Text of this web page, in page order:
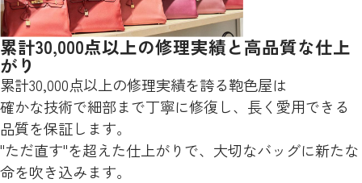
累計30,000点以上の修理実績と高品質な仕上
がり
累計30,000点以上の修理実績を誇る鞄色屋は
確かな技術で細部まで丁寧に修復し、長く愛用できる
品質を保証します。
"ただ直す"を超えた仕上がりで、大切なバッグに新たな
命を吹き込みます。